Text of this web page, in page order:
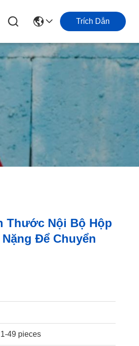
Trích Dẫn
Thước Nội Bộ Hộp
Để Chuyển
49 pieces